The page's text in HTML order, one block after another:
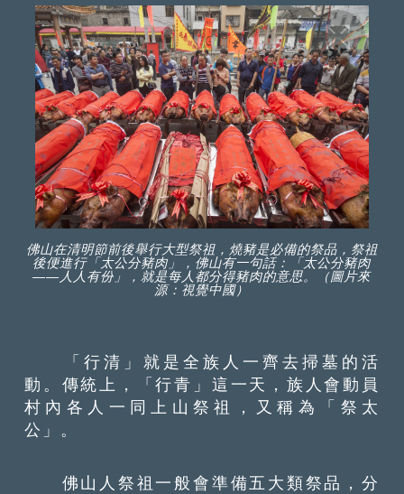
佛山在清明節前後舉行大型祭祖，燒豬是必備的祭品，祭祖
後便進行「太公分豬肉」，佛山有一句話：「太公分豬肉
——人人有份」，就是每人都分得豬肉的意思。（圖片來
源：視覺中國）
「行清」就是全族人一齊去掃墓的活
動。傳統上，「行青」這一天，族人會動員
村內各人一同上山祭祖，又稱為「祭太
公」。
佛山人祭祖一般會準備五大類祭品，分